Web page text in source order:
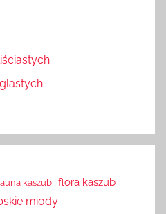
kaszub flora kaszub
miody